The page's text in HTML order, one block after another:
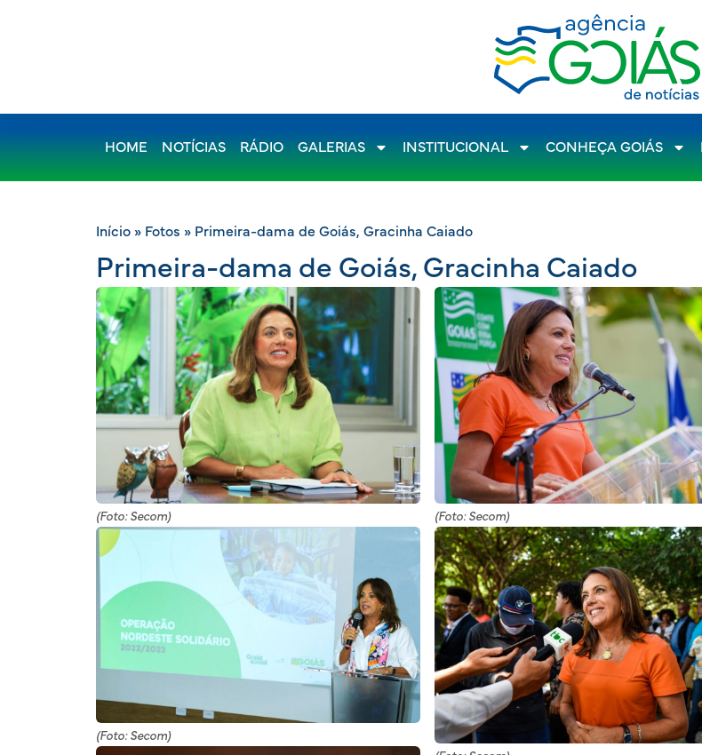
HOME NOTÍCIAS RÁDIO GALERIAS INSTITUCIONAL CONHEÇA GOIÁS
Início » Fotos » Primeira-dama de Goiás, Gracinha Caiado
Primeira-dama de Goiás, Gracinha Caiado
(Foto: Secom)
(Foto: Secom)
(Foto: Secom)